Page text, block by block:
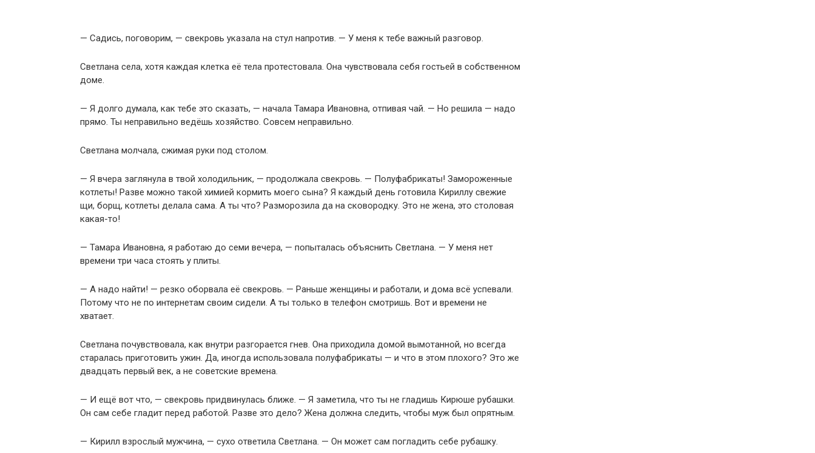
— Садись, поговорим, — свекровь указала на стул напротив. — У меня к тебе важный разговор.
Светлана села, хотя каждая клетка её тела протестовала. Она чувствовала себя гостьей в собственном
доме.
— Я долго думала, как тебе это сказать, — начала Тамара Ивановна, отпивая чай. — Но решила — надо
прямо. Ты неправильно ведёшь хозяйство. Совсем неправильно.
Светлана молчала, сжимая руки под столом.
— Я вчера заглянула в твой холодильник, — продолжала свекровь. — Полуфабрикаты! Замороженные
котлеты! Разве можно такой химией кормить моего сына? Я каждый день готовила Кириллу свежие
щи, борщ, котлеты делала сама. А ты что? Разморозила да на сковородку. Это не жена, это столовая
какая-то!
— Тамара Ивановна, я работаю до семи вечера, — попыталась объяснить Светлана. — У меня нет
времени три часа стоять у плиты.
— А надо найти! — резко оборвала её свекровь. — Раньше женщины и работали, и дома всё успевали.
Потому что не по интернетам своим сидели. А ты только в телефон смотришь. Вот и времени не
хватает.
Светлана почувствовала, как внутри разгорается гнев. Она приходила домой вымотанной, но всегда
старалась приготовить ужин. Да, иногда использовала полуфабрикаты — и что в этом плохого? Это же
двадцать первый век, а не советские времена.
— И ещё вот что, — свекровь придвинулась ближе. — Я заметила, что ты не гладишь Кирюше рубашки.
Он сам себе гладит перед работой. Разве это дело? Жена должна следить, чтобы муж был опрятным.
— Кирилл взрослый мужчина, — сухо ответила Светлана. — Он может сам погладить себе рубашку.